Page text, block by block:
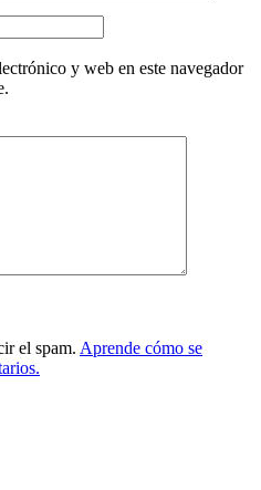
y web en este navegador
el spam. Aprende cómo se